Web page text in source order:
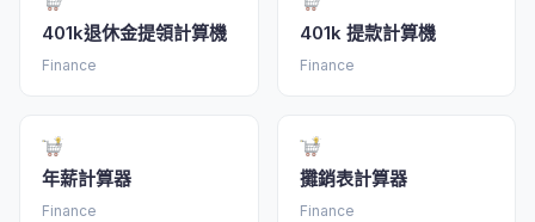
401k退休金提領計算機
Finance
401k 提款計算機
Finance
年薪計算器
Finance
攤銷表計算器
Finance